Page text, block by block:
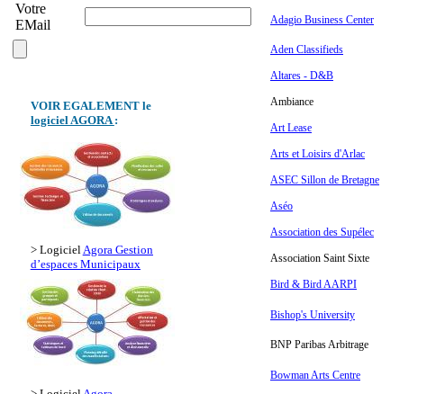
Votre
EMail
VOIR EGALEMENT le
logiciel AGORA :
> Logiciel Agora Gestion
d’espaces Municipaux
Adagio Business Center
Aden Classifieds
Altares - D&B
Ambiance
Art Lease
Arts et Loisirs d'Arlac
ASEC Sillon de Bretagne
Aséo
Association des Supélec
Association Saint Sixte
Bird & Bird AARPI
Bishop's University
BNP Paribas Arbitrage
Bowman Arts Centre